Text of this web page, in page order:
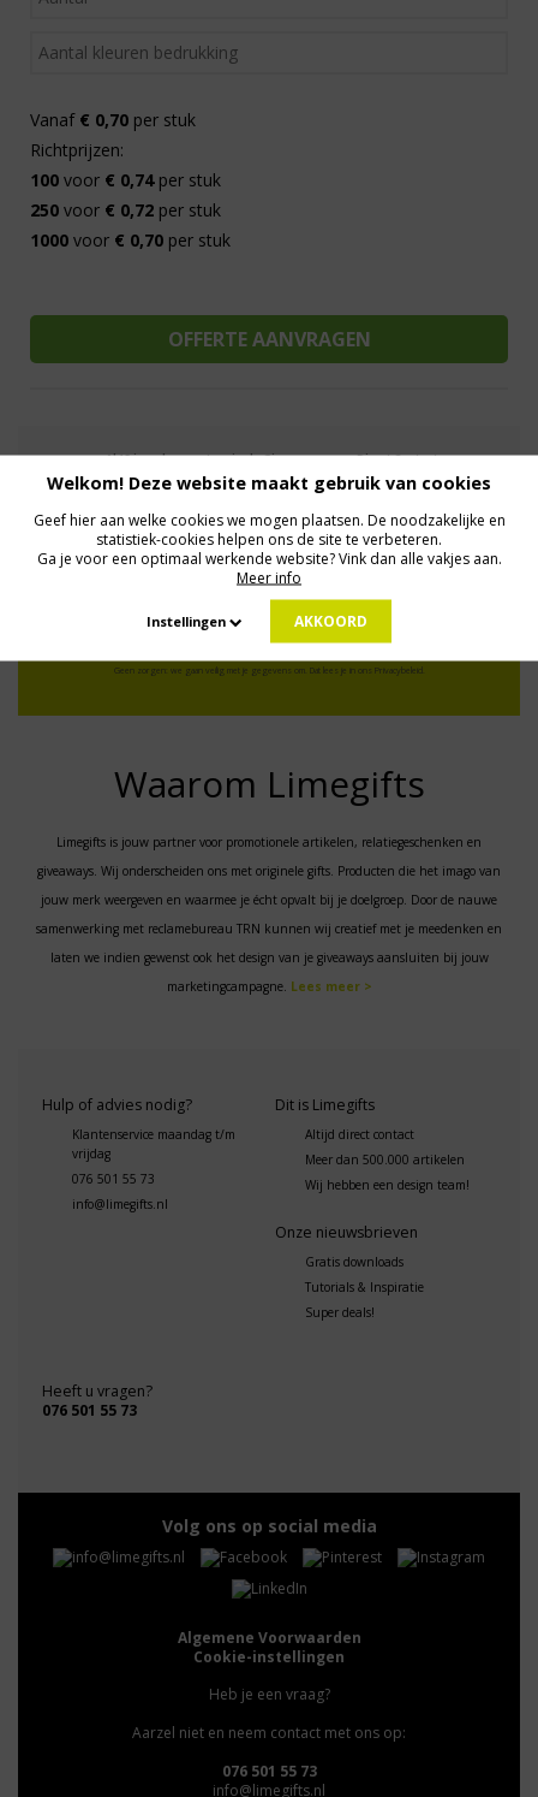
Vanaf € 0,70 per stuk
Richtprijzen:
100 voor € 0,74per stuk
250 voor € 0,72 per stuk
1000 voor € 0,70 per stuk
Al 15 jaar de meest orginele Giveaways Direct Contact
We know logistics Op maat gemaakt Meer dan 500.000 artikelen
MELD JE AAN VOOR ONZE NIEUWSBRIEF
Profiteer van deals en een dosis inspiratie!
Geen zorgen: we gaan veilig met je gegevens om. Dat lees je in ons Privacybeleid.
Waarom Limegifts
Limegifts is jouw partner voor promotionele artikelen, relatiegeschenken en
giveaways. Wij onderscheiden ons met originele gifts. Producten die het imago van
jouw merk weergeven en waarmee je écht opvalt bij je doelgroep. Door de nauwe
samenwerking met reclamebureau TRN kunnen wij creatief met je meedenken en
laten we indien gewenst ook het design van je giveaways aansluiten bij jouw
marketingcampagne. Lees meer >
Hulp of advies nodig?
Klantenservice maandag t/m
vrijdag
076 501 55 73
info@limegifts.nl
Dit is Limegifts
Altijd direct contact
Meer dan 500.000 artikelen
Wij hebben een design team!
Onze nieuwsbrieven
Gratis downloads
Tutorials & Inspiratie
Super deals!
Heeft u vragen?
076 501 55 73
Volg ons op social media
Algemene Voorwaarden
Cookie-instellingen
Heb je een vraag?
Aarzel niet en neem contact met ons op:
076 501 55 73
info@limegifts.nl
Welkom! Deze website maakt gebruik van cookies
Geef hier aan welke cookies we mogen plaatsen. De noodzakelijke en
statistiek-cookies helpen ons de site te verbeteren.
Ga je voor een optimaal werkende website? Vink dan alle vakjes aan.
Meer info
Instellingen AKKOORD